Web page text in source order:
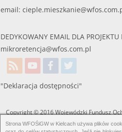
email:
DEDYKOWANY EMAIL DLA
mikroretencja@wfos.com.pl
"Deklaracja dostępności"
Copyright © 2016 Wojewódzki Fundusz
Wodnej w Kielcach. Wszelkie prawa
Strona WFOŚiGW w Kielcach używa plików